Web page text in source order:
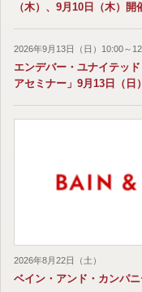
（木）、9月10日（木）開
2026年9月13日（日）10:00～
エンデバー・ユナイテッ
アセミナー」9月13日（日
2026年8月22日（土）
ベイン・アンド・カンパ